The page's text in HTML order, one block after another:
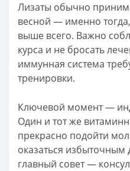
Лизаты обычно
весной — именно
выше всего. Важно
курса и не бросать
иммунная система
тренировки.
Ключевой момент —
Один и тот же
прекрасно подойти
оказаться
главный совет —